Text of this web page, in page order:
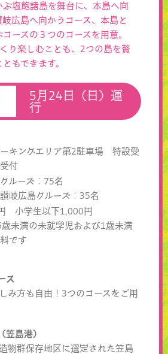
塩飽諸島を舞台に、本島へ向
広島へ向かうコース、本島と
ースの３つのコースを用意。
り楽しむことも、2つの島を贅
もできます。
5月24日（日）運
行
キングエリア第2駐車場 特設受
付
ルーズ：75名
岐広島クルーズ：35名
小学生以下1,000円
未満の未就学児および1歳未満
です
ス
み方も自由！3つのコースをご用
島港）
物群保存地区に選定された笠島